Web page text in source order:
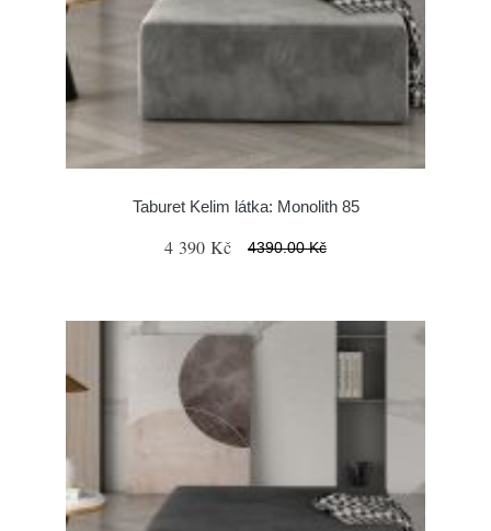
Taburet Kelim látka: Monolith 85
4 390 Kč 4390.00 Kč